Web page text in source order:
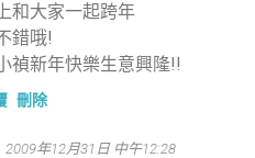
和大家一起跨年
錯哦!
禎新年快樂生意興隆!!
刪除
2009年12月31日 中午12:28